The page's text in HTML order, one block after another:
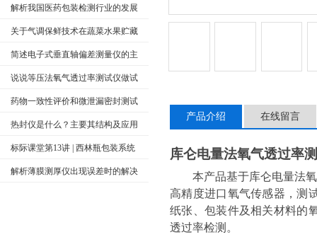
检测与应用
解析我国医药包装检测行业的发展
趋势关于气调保鲜技术在蔬菜水果贮藏
保鲜上的应用
简述电子式垂直轴偏差测量仪的主
要应用、工作原理及试验方法
说说等压法氧气透过率测试仪做试
验检测应注意事项
药物一致性评价和微泄漏密封测试
热封仪是什么？主要其结构及应用
用途方面有哪些？
标际课堂第13讲 | 西林瓶包装系统
密封完整性检查方法介绍
解析薄膜测厚仪出现误差时的解决
产品介绍 在线留言
库仑电量法氧气透过率
本产品基于库仑电量法
高精度进口氧气传感器，测
纸张、包装件及相关材料的
透过率检测。